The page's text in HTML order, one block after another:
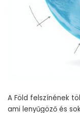
A Föld felszínének
ami lenyűgöző és